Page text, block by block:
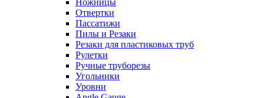
Ножницы
Отвертки
Пассатижи
Пилы и Резаки
Резаки для пластиковых труб
Рулетки
Ручные труборезы
Угольники
Уровни